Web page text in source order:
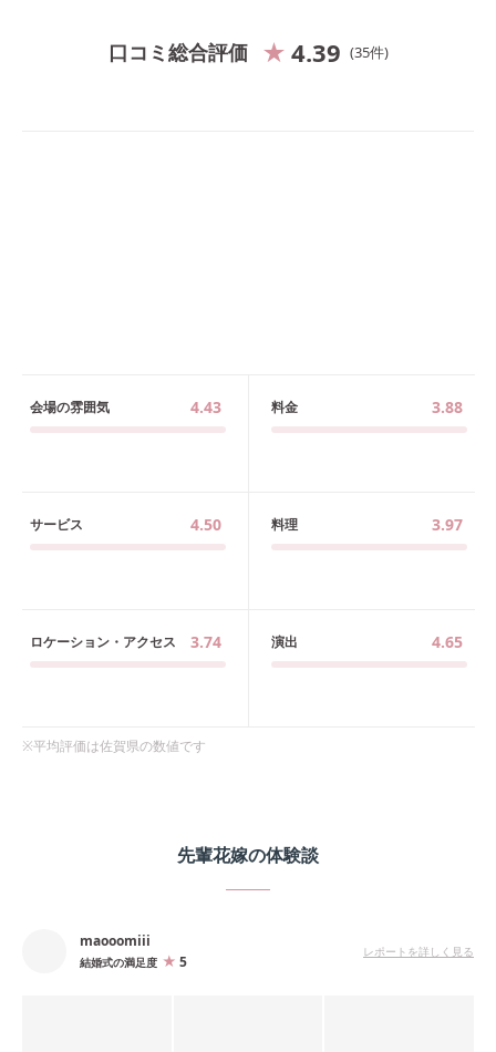
口コミ総合評価 4.39 35件
会場の雰囲気 4.43 料金 3.88
サービス 4.50 料理 3.97
ロケーション・アクセス 3.74 演出 4.65
※平均評価は佐賀県の数値です
先輩花嫁の体験談
maooomiii
結婚式の満足度 5
レポートを詳しく見る